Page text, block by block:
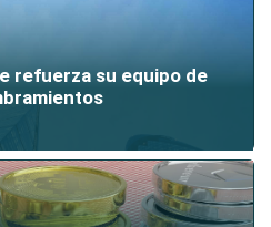
refuerza su equipo de